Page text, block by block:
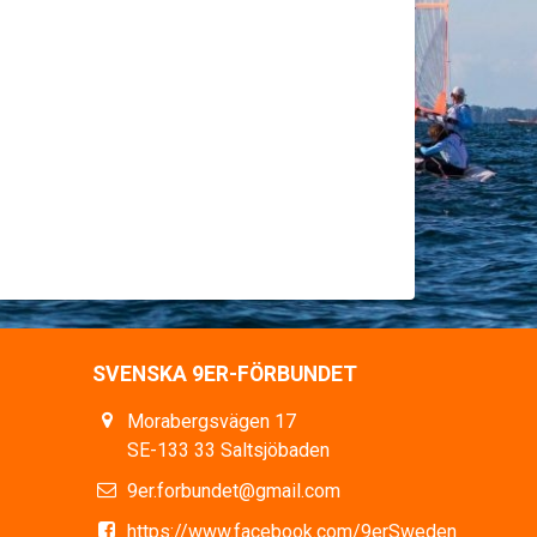
SVENSKA 9ER-FÖRBUNDET
Morabergsvägen 17
SE-133 33 Saltsjöbaden
9er.forbundet@gmail.com
https://www.facebook.com/9erSweden